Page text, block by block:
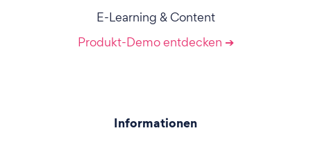
E-Learning & Content
Produkt-Demo entdecken ➔
Informationen